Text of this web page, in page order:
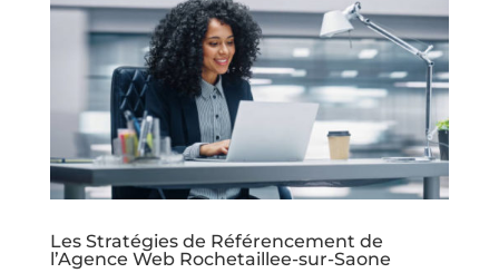
Les Stratégies de Référencement de
l’Agence Web Rochetaillee-sur-Saone